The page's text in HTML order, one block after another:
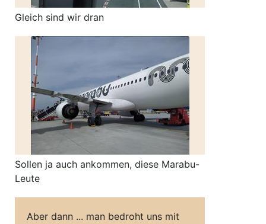
Gleich sind wir dran
Sollen ja auch ankommen, diese Marabu-
Leute
Aber dann ... man bedroht uns mit